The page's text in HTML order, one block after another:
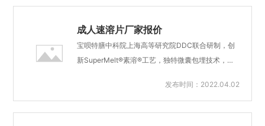
的一些产品选择如果确定孩子...
达到补锌的可能性较小。因此，为保证宝宝锌的补
充量充足，有必要将食物与锌补充剂搭配食用。如
果缺锌严重且经过医院诊断确诊，具体的锌补充量
重大，因此，在识别到缺锌的高危因素后，应及时
补充足量的锌。一个补充周期是3个月，3个月后复
成人速溶片厂家报价
宝呗特膳中科院上海高等研究院DDC联合研制，创
新SuperMelt®素溶®工艺，独特微囊包埋技术，与
颖，可舌下含服或溶水后服用，方便、起效快；②
发布时间：2022.04.02